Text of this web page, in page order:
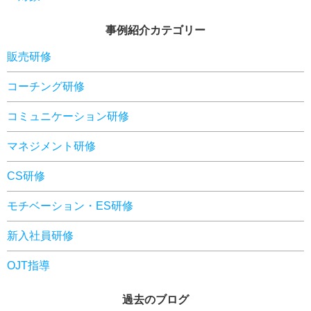
事例紹介カテゴリー
販売研修
コーチング研修
コミュニケーション研修
マネジメント研修
CS研修
モチベーション・ES研修
新入社員研修
OJT指導
過去のブログ